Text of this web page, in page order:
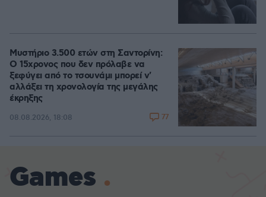
Μυστήριο 3.500 ετών στη Σαντορίνη:
Ο 15χρονος που δεν πρόλαβε να
ξεφύγει από το τσουνάμι μπορεί ν'
αλλάξει τη χρονολογία της μεγάλης
έκρηξης
08.08.2026, 18:08 77
Games